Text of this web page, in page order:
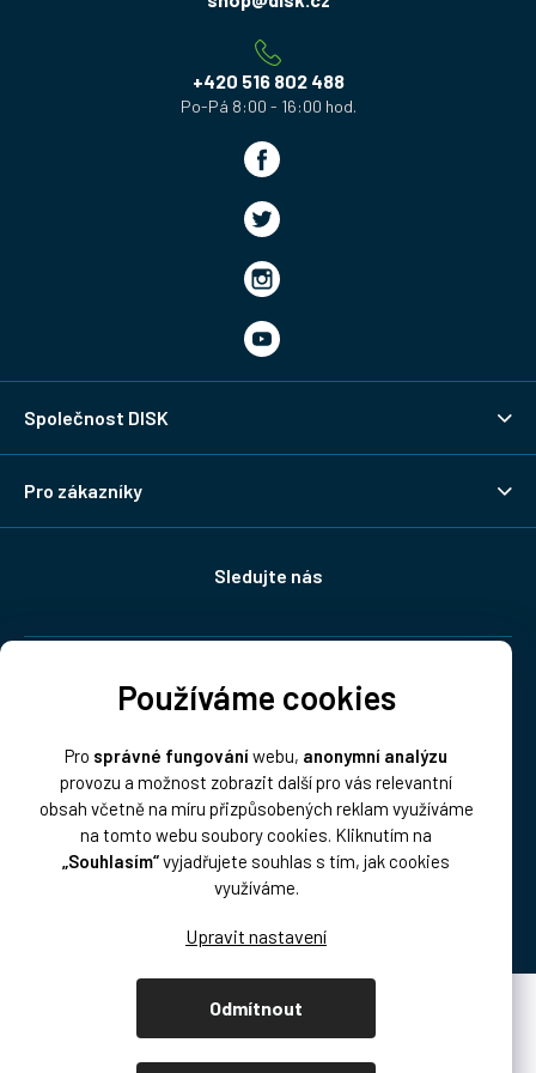
Používáme cookies
Pro správné fungováníwebu, anonymní analýzu
provozu a možnost zobrazit další pro vás relevantní
obsah včetně na míru přizpůsobených reklam využíváme
na tomto webu soubory cookies. Kliknutím na
„Souhlasím“vyjadřujete souhlas s tím, jak cookies
využíváme.
Odmítnout
+420 516 802 488
Společnost DISK
Pro zákazníky
Sledujte nás
Platba:
Vytvořil Shoptet Premium